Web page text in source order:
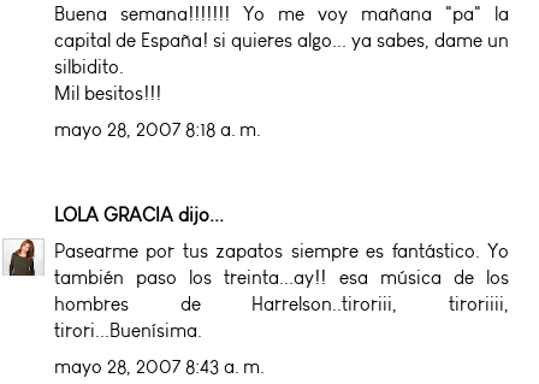
Buena semana!!!!!!! Yo me voy mañana "pa" la
capital de España! si quieres algo... ya sabes, dame un
silbidito.
Mil besitos!!!
mayo 28, 2007 8:18 a. m.
LOLA GRACIA dijo...
Pasearme por tus zapatos siempre es fantástico. Yo
también paso los treinta...ay!! esa música de los
hombres de Harrelson..tiroriii, tiroriiii,
tirori...Buenísima.
mayo 28, 2007 8:43 a. m.